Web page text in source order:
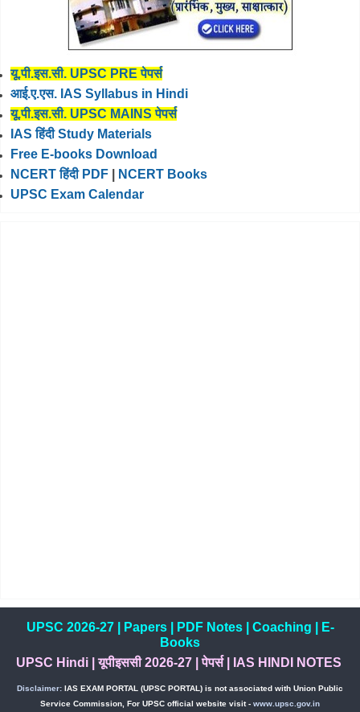
यू.पी.इस.सी. UPSC PRE पेपर्स
आई.ए.एस. IAS Syllabus in Hindi
यू.पी.इस.सी. UPSC MAINS पेपर्स
IAS हिंदी Study Materials
Free E-books Download
NCERT हिंदी PDF
NCERT Books
UPSC Exam Calendar
UPSC 2026-27| Papers| PDF Notes| Coaching
E-
Books
UPSC Hindi|यूपीइससी 2026-27 |पेपर्स| IAS HINDI NOTES
Disclaimer: IAS EXAM PORTAL (UPSC PORTAL) is not associated with Union Public
Service Commission, For UPSC official website visit - www.upsc.gov.in